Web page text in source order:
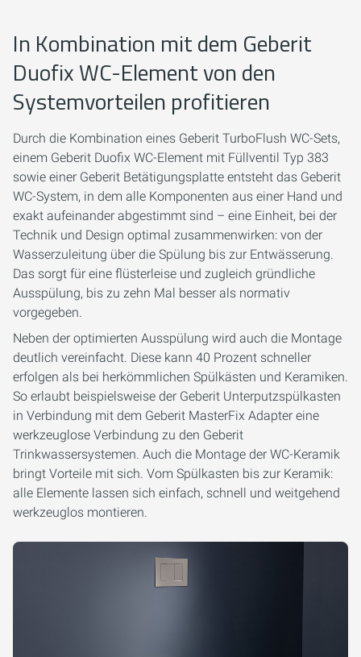
In Kombination mit dem Geberit
Duofix WC-Element von den
Systemvorteilen profitieren
Durch die Kombination eines Geberit TurboFlush WC-Sets,
einem Geberit Duofix WC-Element mit Füllventil Typ 383
sowie einer Geberit Betätigungsplatte entsteht das Geberit
WC-System, in dem alle Komponenten aus einer Hand und
exakt aufeinander abgestimmt sind – eine Einheit, bei der
Technik und Design optimal zusammenwirken: von der
Wasserzuleitung über die Spülung bis zur Entwässerung.
Das sorgt für eine flüsterleise und zugleich gründliche
Ausspülung, bis zu zehn Mal besser als normativ
vorgegeben.
Neben der optimierten Ausspülung wird auch die Montage
deutlich vereinfacht. Diese kann 40 Prozent schneller
erfolgen als bei herkömmlichen Spülkästen und Keramiken.
So erlaubt beispielsweise der Geberit Unterputzspülkasten
in Verbindung mit dem Geberit MasterFix Adapter eine
werkzeuglose Verbindung zu den Geberit
Trinkwassersystemen. Auch die Montage der WC-Keramik
bringt Vorteile mit sich. Vom Spülkasten bis zur Keramik:
alle Elemente lassen sich einfach, schnell und weitgehend
werkzeuglos montieren.